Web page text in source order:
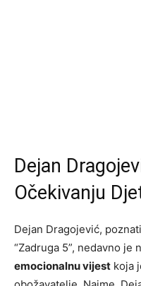
Dejan
Očekivanju
Dejan Dragojević,
“Zadruga 5”, nedavno
emocionalnu vijest koja